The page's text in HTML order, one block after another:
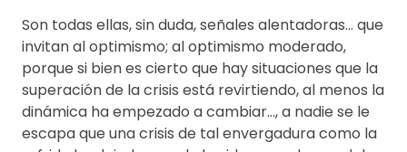
Son todas ellas, sin duda, señales alentadoras… que
invitan al optimismo; al optimismo moderado,
porque si bien es cierto que hay situaciones que la
superación de la crisis está revirtiendo, al menos la
dinámica ha empezado a cambiar…, a nadie se le
escapa que una crisis de tal envergadura como la